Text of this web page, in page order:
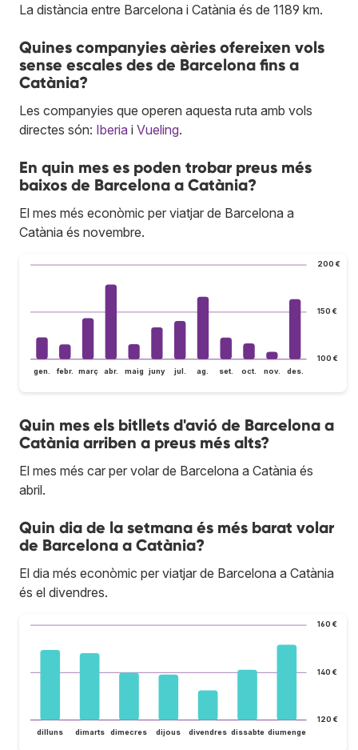
La distància entre Barcelona i Catània és de 1189 km.
Quines companyies aèries ofereixen vols
sense escales des de Barcelona fins a
Catània?
Les companyies que operen aquesta ruta amb vols
directes són: Iberia i Vueling.
En quin mes es poden trobar preus més
baixos de Barcelona a Catània?
El mes més econòmic per viatjar de Barcelona a
Catània és novembre.
100 €
150 €
200 €
gen. febr. març abr. maig juny jul. ag. set. oct. nov. des.
Quin mes els bitllets d'avió de Barcelona a
Catània arriben a preus més alts?
El mes més car per volar de Barcelona a Catània és
abril.
Quin dia de la setmana és més barat volar
de Barcelona a Catània?
El dia més econòmic per viatjar de Barcelona a Catània
és el divendres.
120 €
140 €
160 €
dilluns dimarts dimecres dijous divendres dissabte diumenge